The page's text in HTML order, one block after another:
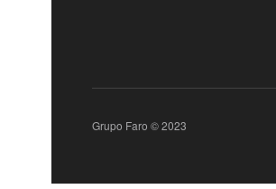
Grupo Faro © 2023